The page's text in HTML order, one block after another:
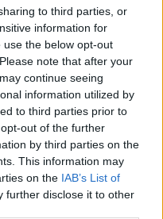
to third parties, or
information for
the below opt-out
note that after your
continue seeing
information utilized by
to third parties prior to
out of the further
by third parties on the
This information may
on the IAB’s List of
further disclose it to other
Αλμύρας,
Άλχο, Μπαρτόλο
Σιμόνι),
Τιναλίνι,
Κάλινιν,
Σαλάμ (90'+2'
Ριέρα